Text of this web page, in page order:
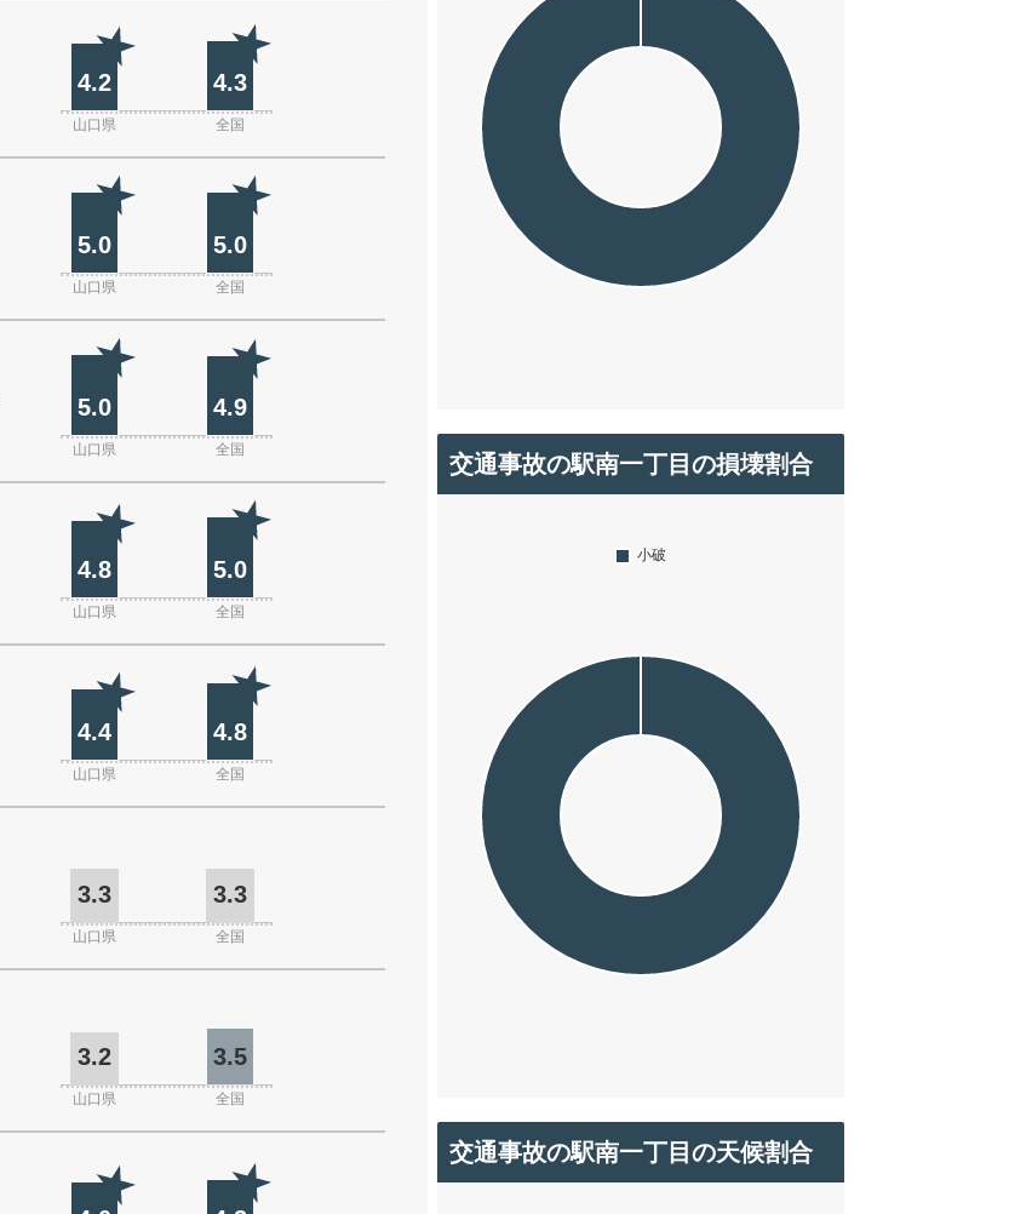
4.2 4.3
山口県 全国
5.0 5.0
山口県 全国
5.0 4.9
山口県 全国
4.8 5.0
山口県 全国
4.4 4.8
山口県 全国
3.3 3.3
山口県 全国
3.2 3.5
山口県 全国
交通事故の駅南一丁目の損壊割合
交通事故の駅南一丁目の天候割合